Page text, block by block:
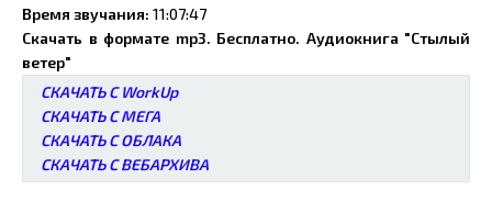
Время звучания: 11:07:47
Скачать в формате mp3. Бесплатно. Аудиокнига "Стылый
ветер"
СКАЧАТЬ С WorkUp
СКАЧАТЬ С МЕГА
СКАЧАТЬ С ОБЛАКА
СКАЧАТЬ С ВЕБАРХИВА